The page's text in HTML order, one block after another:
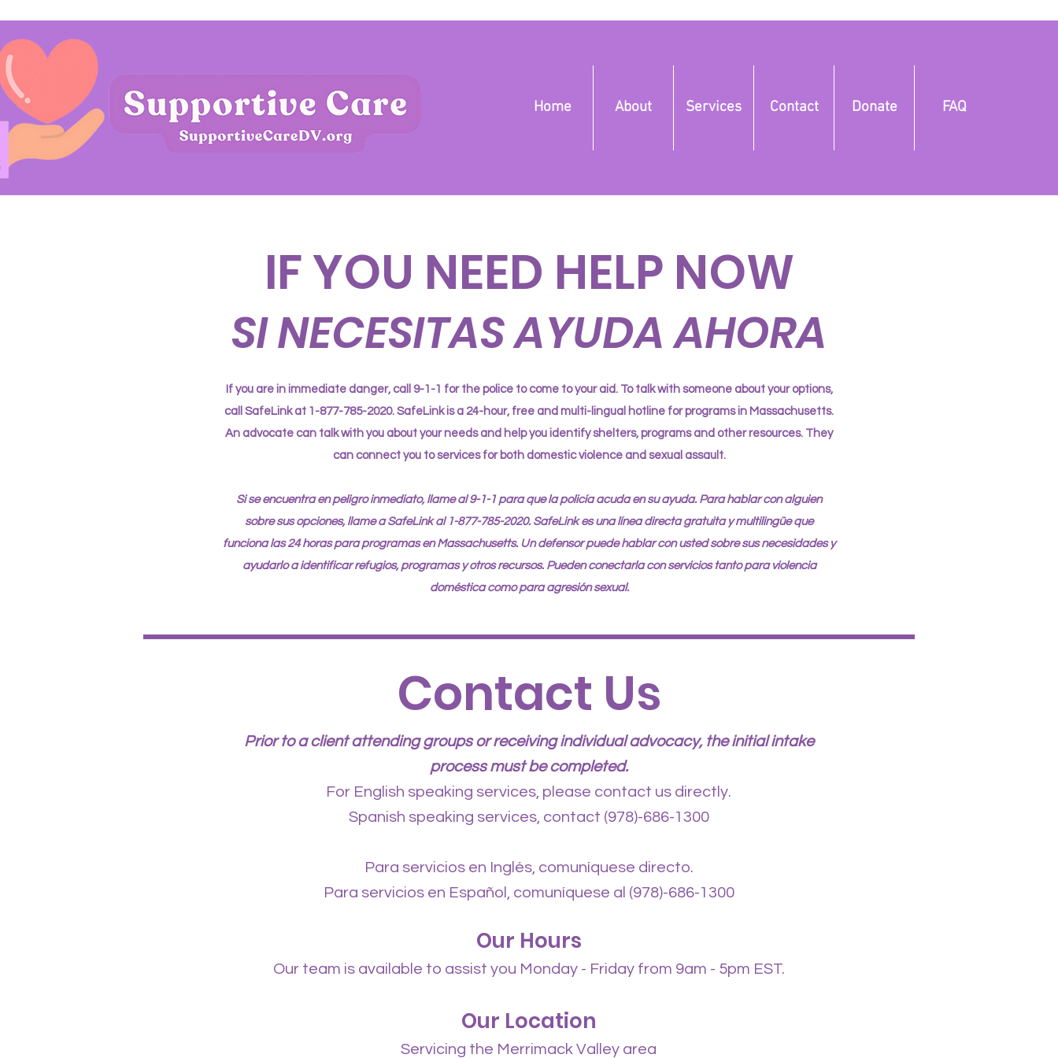
Home About Services Contact Donate FAQ
IF YOU NEED HELP NOW
SI NECESITAS AYUDA AHORA
If you are in immediate danger, call 9-1-1 for the police to come to your aid. To talk with someone about your options,
call SafeLink at 1-877-785-2020. SafeLink is a 24-hour, free and multi-lingual hotline for programs in Massachusetts.
An advocate can talk with you about your needs and help you identify shelters, programs and other resources. They
can connect you to services for both domestic violence and sexual assault.
Si se encuentra en peligro inmediato, llame al 9-1-1 para que la policía acuda en su ayuda. Para hablar con alguien
sobre sus opciones, llame a SafeLink al 1-877-785-2020. SafeLink es una línea directa gratuita y multilingüe que
funciona las 24 horas para programas en Massachusetts. Un defensor puede hablar con usted sobre sus necesidades y
ayudarlo a identificar refugios, programas y otros recursos. Pueden conectarla con servicios tanto para violencia
doméstica como para agresión sexual.
Contact Us
Prior to a client attending groups or receiving individual advocacy, the initial intake
process must be completed.
For English speaking services, please contact us directly.
Spanish speaking services, contact (978)-686-1300
Para servicios en Inglés, comuníquese directo.
Para servicios en Español, comuníquese al (978)-686-1300
Our Hours
Our team is available to assist you Monday - Friday from 9am - 5pm EST.
Our Location
Servicing the Merrimack Valley area